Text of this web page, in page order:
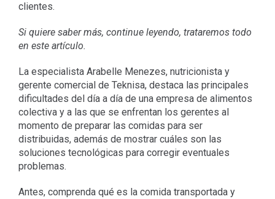
clientes.
Si quiere saber más, continue leyendo, trataremos todo
en este artículo.
La especialista Arabelle Menezes, nutricionista y
gerente comercial de Teknisa, destaca las principales
dificultades del día a día de una empresa de alimentos
colectiva y a las que se enfrentan los gerentes al
momento de preparar las comidas para ser
distribuidas, además de mostrar cuáles son las
soluciones tecnológicas para corregir eventuales
problemas.
Antes, comprenda qué es la comida transportada y